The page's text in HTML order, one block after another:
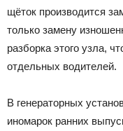
щёток производится
только замену
разборка этого узла,
отдельных водителей.
В генераторных
иномарок ранних